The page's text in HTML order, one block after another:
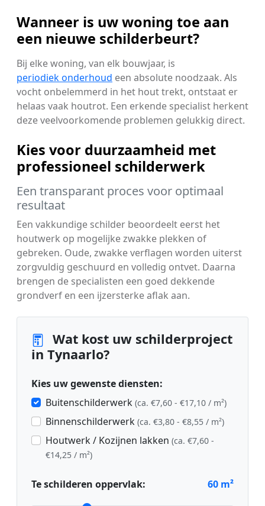
Wanneer is uw woning toe aan
een nieuwe schilderbeurt?
Bij elke woning, van elk bouwjaar, is
periodiek onderhoud een absolute noodzaak. Als
vocht onbelemmerd in het hout trekt, ontstaat er
helaas vaak houtrot. Een erkende specialist herkent
deze veelvoorkomende problemen gelukkig direct.
Kies voor duurzaamheid met
professioneel schilderwerk
Een transparant proces voor optimaal
resultaat
Een vakkundige schilder beoordeelt eerst het
houtwerk op mogelijke zwakke plekken of
gebreken. Oude, zwakke verflagen worden uiterst
zorgvuldig geschuurd en volledig ontvet. Daarna
brengen de specialisten een goed dekkende
grondverf en een ijzersterke aflak aan.
Wat kost uw schilderproject
in Tynaarlo?
Kies uw gewenste diensten:
Buitenschilderwerk (ca. €7,60 - €17,10 / m²)
Binnenschilderwerk (ca. €3,80 - €8,55 / m²)
Houtwerk / Kozijnen lakken (ca. €7,60 -
€14,25 / m²)
Te schilderen oppervlak: 60 m²